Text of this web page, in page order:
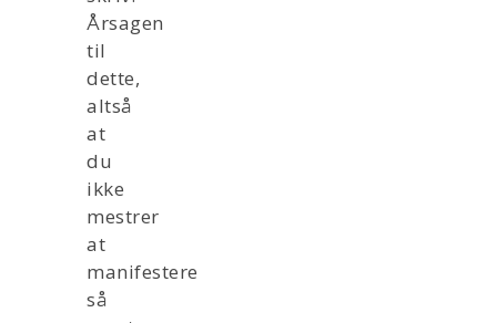
Årsagen
til
dette,
altså
at
du
ikke
mestrer
at
manifestere
så